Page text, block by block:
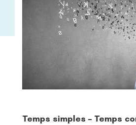
Temps simples – Temps